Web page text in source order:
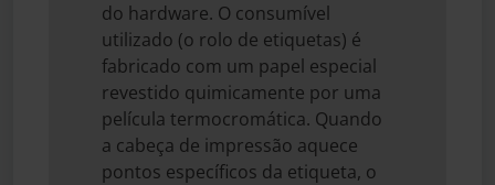
do hardware. O consumível
utilizado (o rolo de etiquetas) é
fabricado com um papel especial
revestido quimicamente por uma
película termocromática. Quando
a cabeça de impressão aquece
pontos específicos da etiqueta, o